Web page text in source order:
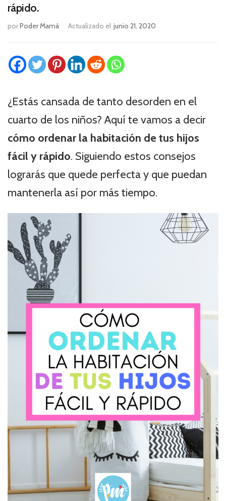
rápido.
porPoder Mamá Actualizado el junio 21, 2020
¿Estás cansada de tanto desorden en el
cuarto de los niños? Aquí te vamos a decir
cómo ordenar la habitación de tus hijos
fácil y rápido. Siguiendo estos consejos
lograrás que quede perfecta y que puedan
mantenerla así por más tiempo.